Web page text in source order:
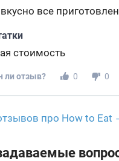
все
стоимость
ли отзыв? 0 0
про How to Eat